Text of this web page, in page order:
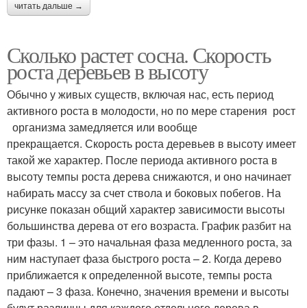
читать дальше →
Сколько растет сосна. Скорость
роста деревьев в высоту
Обычно у живых существ, включая нас, есть период
активного роста в молодости, но по мере старения рост
организма замедляется или вообще
прекращается. Скорость роста деревьев в высоту имеет
такой же характер. После периода активного роста в
высоту темпы роста дерева снижаются, и оно начинает
набирать массу за счет ствола и боковых побегов. На
рисунке показан общий характер зависимости высоты
большинства дерева от его возраста. График разбит на
три фазы. 1 – это начальная фаза медленного роста, за
ним наступает фаза быстрого роста – 2. Когда дерево
приближается к определенной высоте, темпы роста
падают – 3 фаза. Конечно, значения времени и высоты